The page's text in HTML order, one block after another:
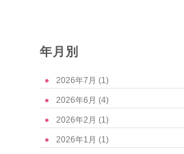
年月別
2026年7月 (1)
2026年6月 (4)
2026年2月 (1)
2026年1月 (1)